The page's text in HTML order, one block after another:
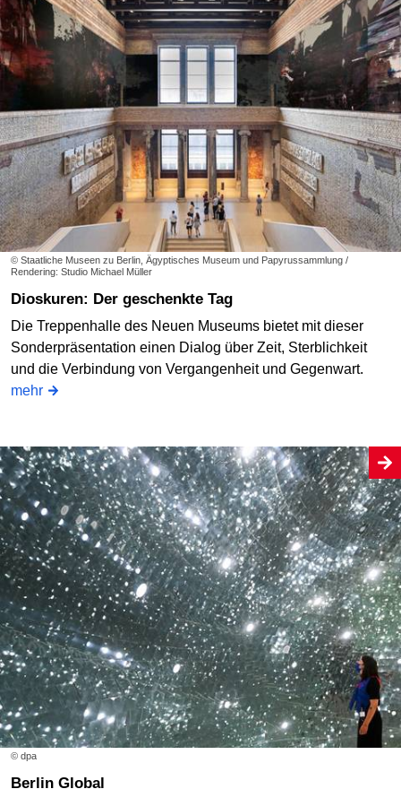
© Staatliche Museen zu Berlin, Ägyptisches Museum und Papyrussammlung /
Rendering: Studio Michael Müller
Dioskuren: Der geschenkte Tag
Die Treppenhalle des Neuen Museums bietet mit dieser
Sonderpräsentation einen Dialog über Zeit, Sterblichkeit
und die Verbindung von Vergangenheit und Gegenwart.
mehr
© dpa
Berlin Global